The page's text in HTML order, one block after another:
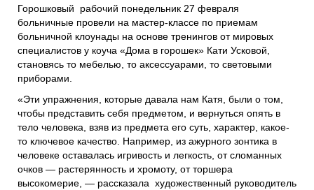
Горошковый рабочий понедельник 27 февраля
больничные провели на мастер-классе по приемам
больничной клоунады на основе тренингов от мировых
специалистов у коуча «Дома в горошек» Кати Усковой,
становясь то мебелью, то аксессуарами, то световыми
приборами.
«Эти упражнения, которые давала нам Катя, были о том,
чтобы представить себя предметом, и вернуться опять в
тело человека, взяв из предмета его суть, характер, какое-
то ключевое качество. Например, из ажурного зонтика в
человеке оставалась игривость и легкость, от сломанных
очков — растерянность и хромоту, от торшера
высокомерие, — рассказала художественный руководитель